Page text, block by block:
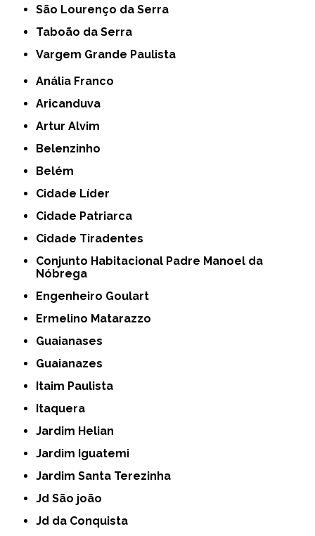
São Lourenço da Serra
Taboão da Serra
Vargem Grande Paulista
Anália Franco
Aricanduva
Artur Alvim
Belenzinho
Belém
Cidade Líder
Cidade Patriarca
Cidade Tiradentes
Conjunto Habitacional Padre Manoel da
Nóbrega
Engenheiro Goulart
Ermelino Matarazzo
Guaianases
Guaianazes
Itaim Paulista
Itaquera
Jardim Helian
Jardim Iguatemi
Jardim Santa Terezinha
Jd São joão
Jd da Conquista